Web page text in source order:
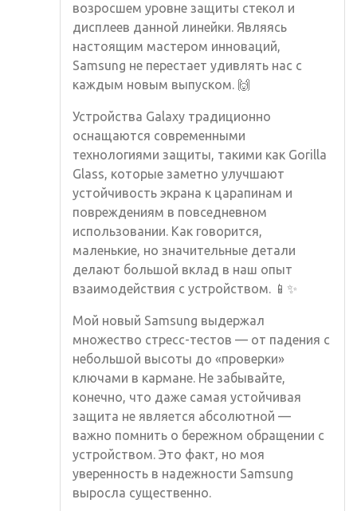
возросшем уровне защиты стекол и
дисплеев данной линейки. Являясь
настоящим мастером инноваций,
Samsung не перестает удивлять нас с
каждым новым выпуском. 🙌
Устройства Galaxy традиционно
оснащаются современными
технологиями защиты, такими как Gorilla
Glass, которые заметно улучшают
устойчивость экрана к царапинам и
повреждениям в повседневном
использовании. Как говорится,
маленькие, но значительные детали
делают большой вклад в наш опыт
взаимодействия с устройством. 📱✨
Мой новый Samsung выдержал
множество стресс-тестов — от падения с
небольшой высоты до «проверки»
ключами в кармане. Не забывайте,
конечно, что даже самая устойчивая
защита не является абсолютной —
важно помнить о бережном обращении с
устройством. Это факт, но моя
уверенность в надежности Samsung
выросла существенно.